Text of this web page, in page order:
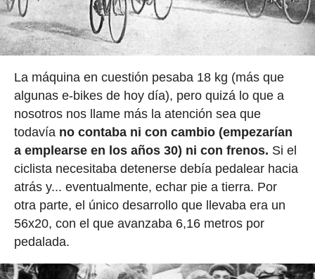
La máquina en cuestión pesaba 18 kg (más que
algunas e-bikes de hoy día), pero quizá lo que a
nosotros nos llame más la atención sea que
todavía no contaba ni con cambio (empezarían
a emplearse en los años 30) ni con frenos. Si el
ciclista necesitaba detenerse debía pedalear hacia
atrás y... eventualmente, echar pie a tierra. Por
otra parte, el único desarrollo que llevaba era un
56x20, con el que avanzaba 6,16 metros por
pedalada.